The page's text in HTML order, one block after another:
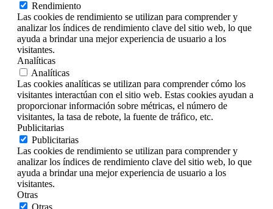
Rendimiento
Las cookies de rendimiento se utilizan para comprender y
analizar los índices de rendimiento clave del sitio web, lo que
ayuda a brindar una mejor experiencia de usuario a los
visitantes.
Analíticas
Analíticas
Las cookies analíticas se utilizan para comprender cómo los
visitantes interactúan con el sitio web. Estas cookies ayudan a
proporcionar información sobre métricas, el número de
visitantes, la tasa de rebote, la fuente de tráfico, etc.
Publicitarias
Publicitarias
Las cookies de rendimiento se utilizan para comprender y
analizar los índices de rendimiento clave del sitio web, lo que
ayuda a brindar una mejor experiencia de usuario a los
visitantes.
Otras